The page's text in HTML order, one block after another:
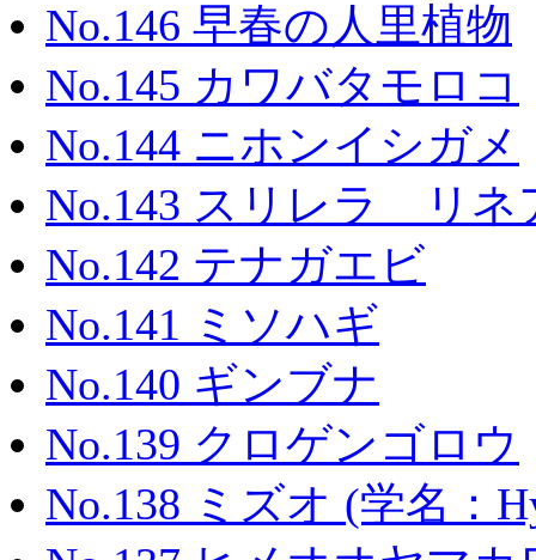
No.146 早春の人里植物
No.145 カワバタモロコ
No.144 ニホンイシガメ
No.143 スリレラ リネ
No.142 テナガエビ
No.141 ミソハギ
No.140 ギンブナ
No.139 クロゲンゴロウ
No.138 ミズオ (学名：